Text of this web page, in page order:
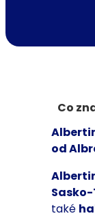
Co
od
také